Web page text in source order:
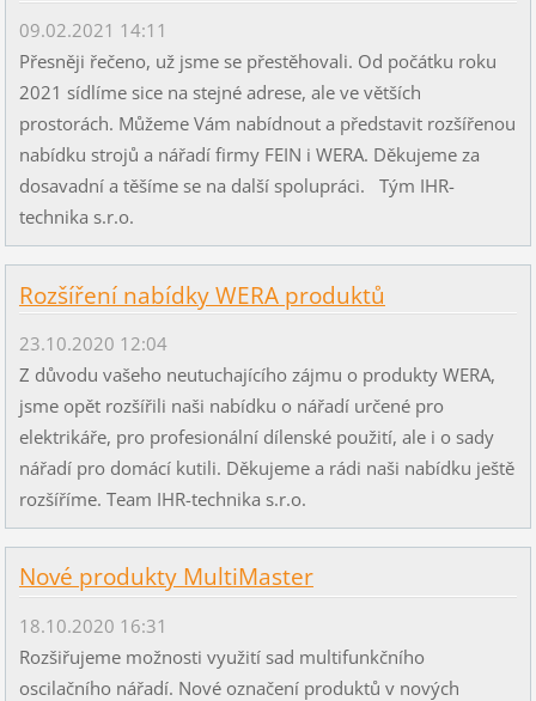
09.02.2021 14:11
Přesněji řečeno, už jsme se přestěhovali. Od počátku roku
2021 sídlíme sice na stejné adrese, ale ve větších
prostorách. Můžeme Vám nabídnout a představit rozšířenou
nabídku strojů a nářadí firmy FEIN i WERA. Děkujeme za
dosavadní a těšíme se na další spolupráci. Tým IHR-
technika s.r.o.
Rozšíření nabídky WERA produktů
23.10.2020 12:04
Z důvodu vašeho neutuchajícího zájmu o produkty WERA,
jsme opět rozšířili naši nabídku o nářadí určené pro
elektrikáře, pro profesionální dílenské použití, ale i o sady
nářadí pro domácí kutili. Děkujeme a rádi naši nabídku ještě
rozšíříme. Team IHR-technika s.r.o.
Nové produkty MultiMaster
18.10.2020 16:31
Rozšiřujeme možnosti využití sad multifunkčního
oscilačního nářadí. Nové označení produktů v nových